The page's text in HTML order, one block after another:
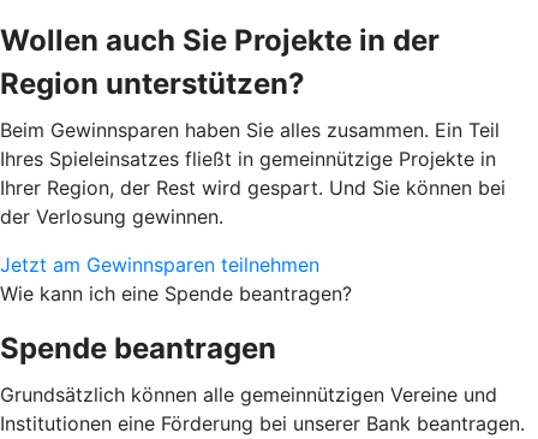
Wollen auch Sie Projekte in der
Region unterstützen?
Beim Gewinnsparen haben Sie alles zusammen. Ein Teil
Ihres Spieleinsatzes fließt in gemeinnützige Projekte in
Ihrer Region, der Rest wird gespart. Und Sie können bei
der Verlosung gewinnen.
Jetzt am Gewinnsparen teilnehmen
Wie kann ich eine Spende beantragen?
Spende beantragen
Grundsätzlich können alle gemeinnützigen Vereine und
Institutionen eine Förderung bei unserer Bank beantragen.